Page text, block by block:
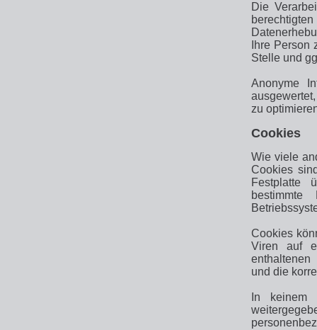
Die
Ihre
Stelle und
Anonyme
zu
Cookies
Wie viele
Cookies
Festplatte
Cookies
Viren auf
und die
In